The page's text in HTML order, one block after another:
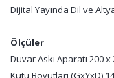
Dijital Yayında Dil ve
Ölçüler
Duvar Askı Aparatı 200 x
Kutu Boyutları (GxYxD)